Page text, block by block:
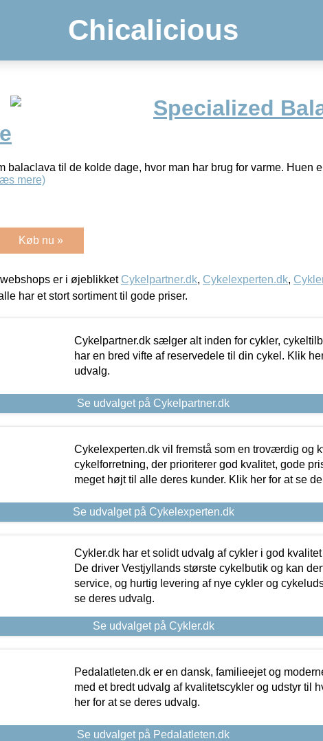
Chicalicious
Specialized
balaclava til de kolde dage, hvor man har brug for varme. Huen
mere)
Køb nu »
er i øjeblikket Cykelpartner.dk, Cykelexperten.dk,
har et stort sortiment til gode priser.
Cykelpartner.dk sælger alt inden for cykler,
har en bred vifte af reservedele til din cykel. Klik
udvalg.
Se udvalget på Cykelpartner.dk
Cykelexperten.dk vil fremstå som en troværdig og
cykelforretning, der prioriterer god kvalitet, gode
meget højt til alle deres kunder. Klik her for at se
Se udvalget på Cykelexperten.dk
Cykler.dk har et solidt udvalg af cykler i god
De driver Vestjyllands største cykelbutik og kan
service, og hurtig levering af nye cykler og
se deres udvalg.
Se udvalget på Cykler.dk
Pedalatleten.dk er en dansk, familieejet og
med et bredt udvalg af kvalitetscykler og udstyr til
her for at se deres udvalg.
Se udvalget på Pedalatleten.dk